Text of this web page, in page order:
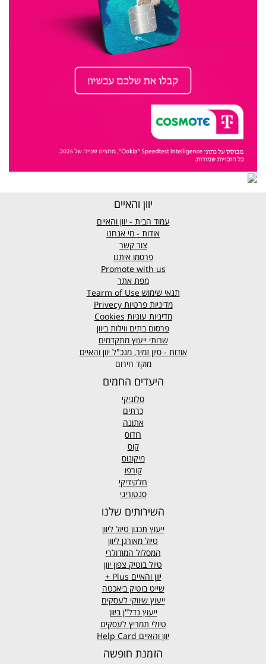
יוון והאיים
עמוד הבית - יוון והאיים
אודות - מי אנחנו
צור קשר
פרסמו איתנו
Promote with us
מפת אתר
תנאי שימוש
מדיניות פרטיות Privecy
מדיניות עוגיות Cookies
פרסום בתים ווילות ביוון
שרותי ייעוץ מתקדמים
אודות - סיון זמיר, מנכ"ל יוון והאיים
מוקד חירום
היעדים החמים
סלוניקי
כרתים
אתונה
רודוס
קוס
מיקונוס
קורפו
חלקידיקי
סנטוריני
השירותים שלנו
ייעוץ תכנון טיול ליוון
טיול מאורגן ליוון
המסלול המודולרי
טיול בוטיק צפון יוון
יוון והאיים Plus +
שייט בוטיק ביאכטה
ייעוץ שיווקי לעסקים
ייעוץ נדל"ן ביוון
טיולי תמריץ לעסקים
יוון והאיים Help Card
הזמנת חופשה